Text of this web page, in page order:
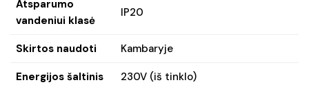
Atsparumo
vandeniui klasė
IP20
Skirtos naudoti Kambaryje
Energijos šaltinis 230V (iš tinklo)